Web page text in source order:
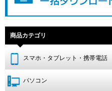
商品カテゴリ
スマホ・タブレット・携帯電話
パソコン